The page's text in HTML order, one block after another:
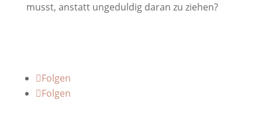
musst, anstatt ungeduldig daran zu ziehen?
Folgen
Folgen